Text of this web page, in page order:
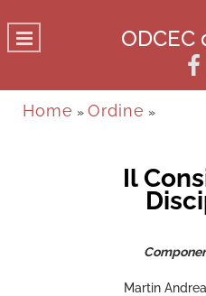
ODCEC
Home » Ordine »
Il
Martin